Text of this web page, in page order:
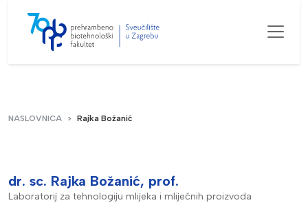
NASLOVNICA Rajka Božanić
dr. sc. Rajka Božanić, prof.
Laboratorij za tehnologiju mlijeka i mliječnih proizvoda